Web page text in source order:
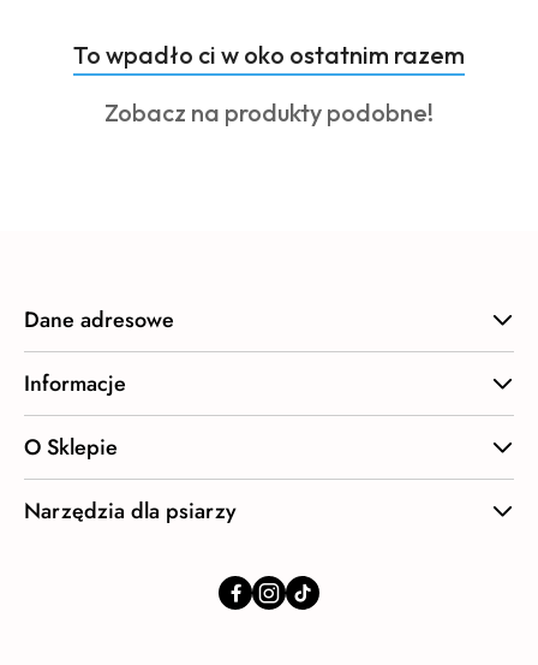
Pomiń karuzelę produktów
Produkty
o
statusie:
To wpadło ci w oko ostatnim razem
Produkty
Zobacz na produkty podobne!
Dane adresowe
Informacje
O Sklepie
Narzędzia dla psiarzy